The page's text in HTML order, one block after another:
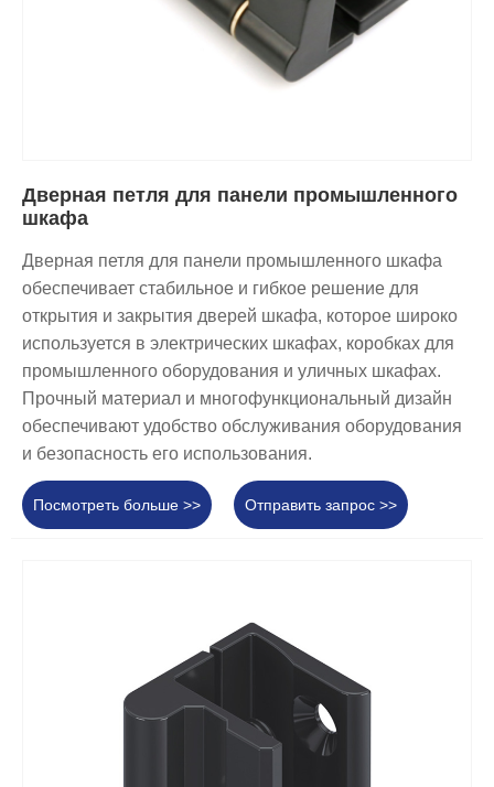
Дверная петля для панели промышленного
шкафа
Дверная петля для панели промышленного шкафа
обеспечивает стабильное и гибкое решение для
открытия и закрытия дверей шкафа, которое широко
используется в электрических шкафах, коробках для
промышленного оборудования и уличных шкафах.
Прочный материал и многофункциональный дизайн
обеспечивают удобство обслуживания оборудования
и безопасность его использования.
Посмотреть больше >> Отправить запрос >>